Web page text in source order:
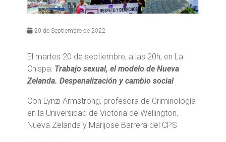
20 de Septiembre de 2022
El martes 20 de septiembre, a las 20h, en La
Chispa: Trabajo sexual, el modelo de Nueva
Zelanda. Despenalización y cambio social
Con Lynzi Armstrong, profesora de Criminología
en la Universidad de Victoria de Wellington,
Nueva Zelanda y Marijose Barrera del CPS